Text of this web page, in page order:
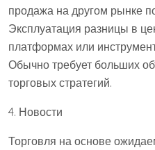
продажа на другом рынке
Эксплуатация разницы в
платформах или
Обычно требует больших
торговых стратегий.
4. Новости
Торговля на основе